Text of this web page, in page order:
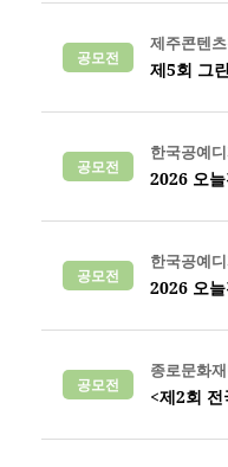
공모전
제주콘텐
제5회 그
공모전
한국공예
2026 오
공모전
한국공예
2026 오
공모전
종로문화
<제2회